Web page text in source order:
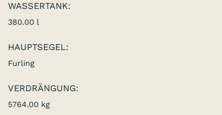
WASSERTANK:
380.00 l
HAUPTSEGEL:
Furling
VERDRÄNGUNG:
5764.00 kg